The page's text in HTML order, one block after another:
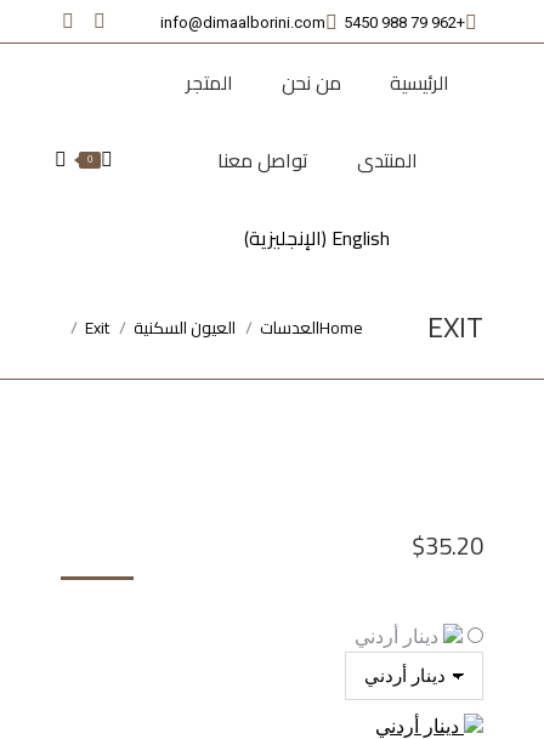
+962 79 988 5450
info@dimaalborini.com
Facebook
new
new
الرئيسية من نحن المتجر
المنتدى تواصل معنا
English
(الإنجليزية)
0
Search:
EXIT
You are here:
Homeالعدسات العيون السكنية Exit
$35.20
دينار أردني
دينار أردني